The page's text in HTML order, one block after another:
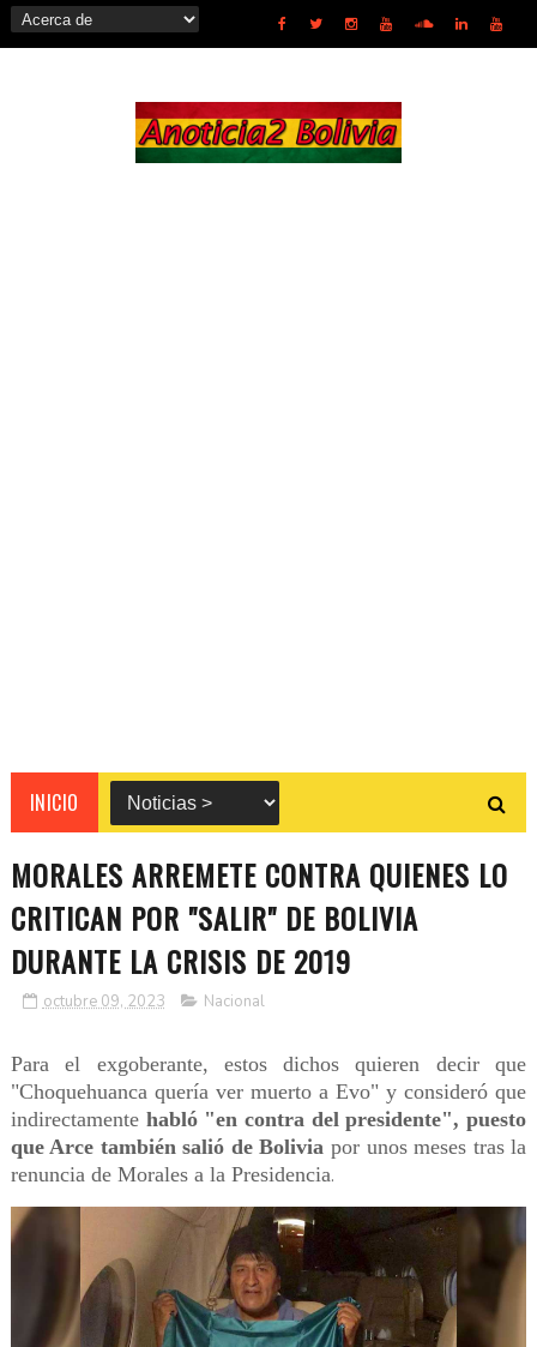
INICIO
MORALES ARREMETE CONTRA QUIENES LO
CRITICAN POR "SALIR" DE BOLIVIA
DURANTE LA CRISIS DE 2019
octubre 09, 2023 Nacional
Para el exgoberante, estos dichos quieren decir que
"Choquehuanca quería ver muerto a Evo" y consideró que
indirectamente habló "en contra del presidente", puesto
que Arce también salió de Bolivia por unos meses tras la
renuncia de Morales a la Presidencia.